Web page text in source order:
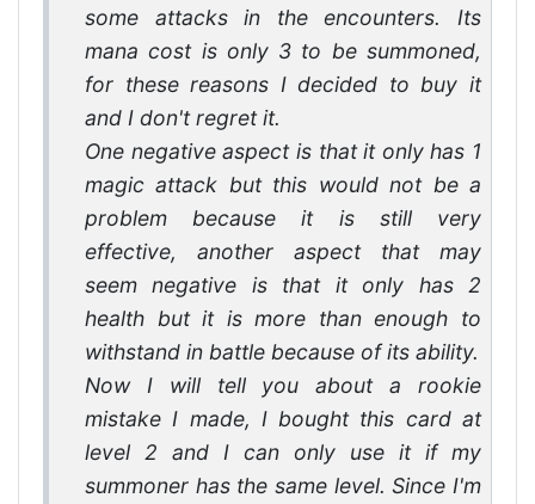
some attacks in the encounters. Its
mana cost is only 3 to be summoned,
for these reasons I decided to buy it
and I don't regret it.
One negative aspect is that it only has 1
magic attack but this would not be a
problem because it is still very
effective, another aspect that may
seem negative is that it only has 2
health but it is more than enough to
withstand in battle because of its ability.
Now I will tell you about a rookie
mistake I made, I bought this card at
level 2 and I can only use it if my
summoner has the same level. Since I'm